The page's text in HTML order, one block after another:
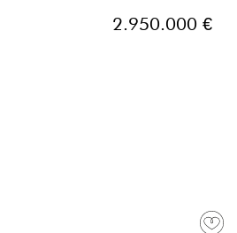
2.950.000 €